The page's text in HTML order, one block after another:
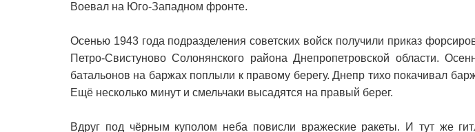
Воевал на Юго-Западном фронте.
Осенью 1943 года подразделения советских войск получили приказ
Петро-Свистуново Солонянского района Днепропетровской области.
батальонов на баржах поплыли к правому берегу. Днепр тихо покачивал
Ещё несколько минут и смельчаки высадятся на правый берег.
Вдруг под чёрным куполом неба повисли вражеские ракеты. И тут же